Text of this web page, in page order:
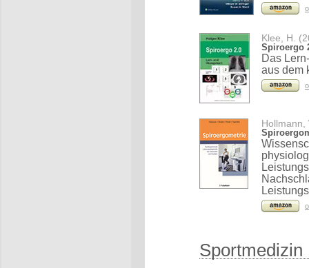
Klee, H.
Spiroergo
Das
aus dem
Hollmann,
Sportmedizin